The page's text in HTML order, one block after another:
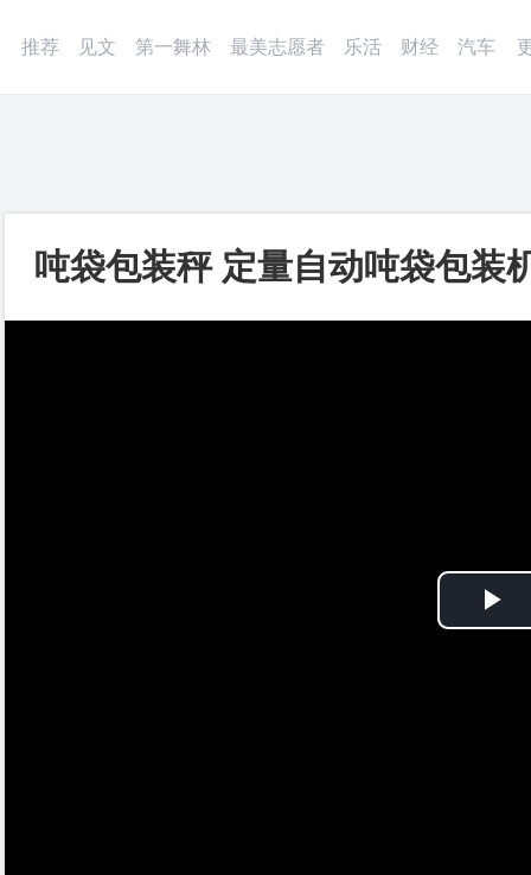
推荐 见文 第一舞林 最美志愿者 乐活 财经 汽车
吨袋包装秤 定量自动吨袋包装